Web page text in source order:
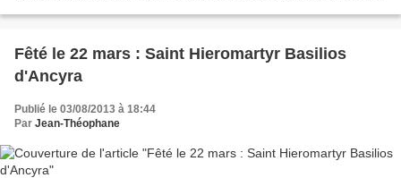
Fêté le 22 mars : Saint Hieromartyr Basilios
d'Ancyra
Publié le 03/08/2013 à 18:44
Par Jean-Théophane